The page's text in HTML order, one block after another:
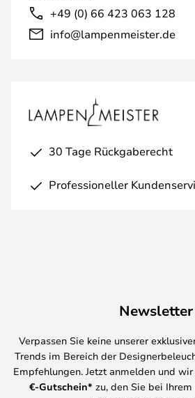
+49 (0) 66 423 063 128
info@lampenmeister.de
30 Tage Rückgaberecht
Professioneller
Newsletter
Verpassen Sie keine unserer
Trends im Bereich der
Empfehlungen. Jetzt anmelden und
€-Gutschein* zu, den Sie bei